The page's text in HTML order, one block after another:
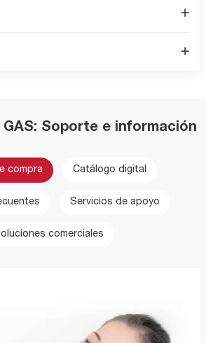
GAS: Soporte e información
compra Catálogo digital
Servicios de apoyo
comerciales